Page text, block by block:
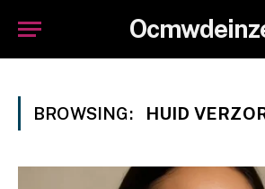
BROWSING: HUID